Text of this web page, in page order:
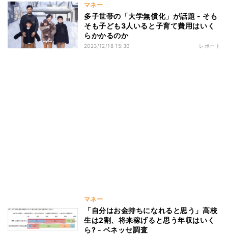
マネー
多子世帯の「大学無償化」が話題 - そも
そも子ども3人いると子育て費用はいく
らかかるのか
2023/12/18 15:30 レポート
マネー
「自分はお金持ちになれると思う」高校
生は2割、将来稼げると思う年収はいく
ら? - ベネッセ調査